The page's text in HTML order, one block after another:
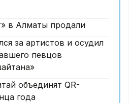
в Алматы продали
за артистов и осудил
певцов
объединят QR-
года